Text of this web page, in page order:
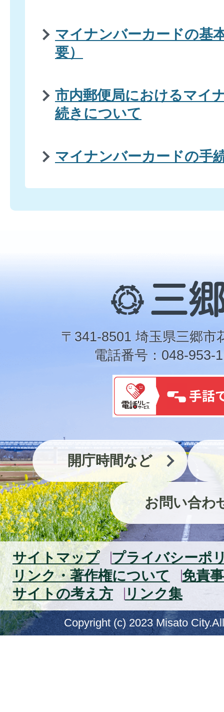
マイナンバーカードの基
要）
市内郵便局におけるマイ
続きについて
マイナンバーカードの手
三
郷
市
〒341-8501 埼玉県三郷市
電話番号：048-953-
開庁時間など
お問い合わ
サイトマップ
プライバシーポ
リンク・著作権について
免責
サイトの考え方
リンク集
Copyright (c) 2023 Misato